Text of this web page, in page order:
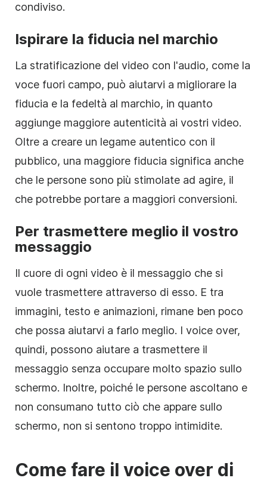
condiviso.
Ispirare la fiducia nel marchio
La stratificazione del video con l'audio, come la
voce fuori campo, può aiutarvi a migliorare la
fiducia e la fedeltà al marchio, in quanto
aggiunge maggiore autenticità ai vostri video.
Oltre a creare un legame autentico con il
pubblico, una maggiore fiducia significa anche
che le persone sono più stimolate ad agire, il
che potrebbe portare a maggiori conversioni.
Per trasmettere meglio il vostro
messaggio
Il cuore di ogni video è il messaggio che si
vuole trasmettere attraverso di esso. E tra
immagini, testo e animazioni, rimane ben poco
che possa aiutarvi a farlo meglio. I voice over,
quindi, possono aiutare a trasmettere il
messaggio senza occupare molto spazio sullo
schermo. Inoltre, poiché le persone ascoltano e
non consumano tutto ciò che appare sullo
schermo, non si sentono troppo intimidite.
Come fare il voice over di